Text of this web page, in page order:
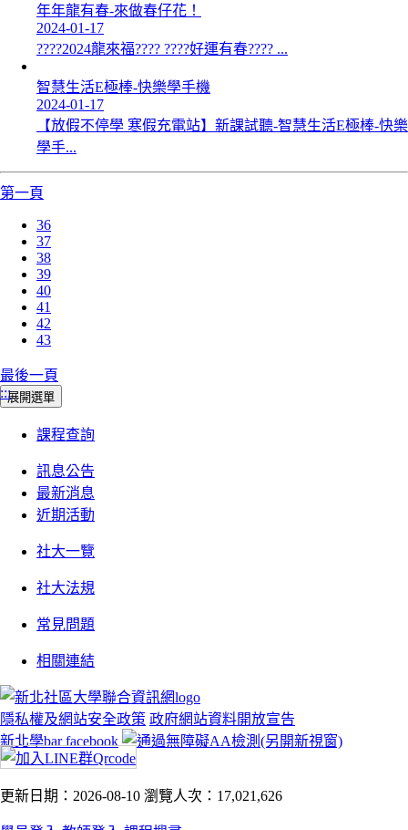
年年龍有春-來做春仔花！
2024-01-17
????2024龍來福???? ????好運有春???? ...
智慧生活E極棒-快樂學手機
2024-01-17
【放假不停學 寒假充電站】新課試聽-智慧生活E極棒-快樂
學手...
第一頁
36
37
38
39
40
41
42
43
最後一頁
:::展開選單
課程查詢
訊息公告
最新消息
近期活動
社大一覽
社大法規
常見問題
相關連結
隱私權及網站安全政策 政府網站資料開放宣告
新北學bar facebook
更新日期：2026-08-10 瀏覽人次：17,021,626